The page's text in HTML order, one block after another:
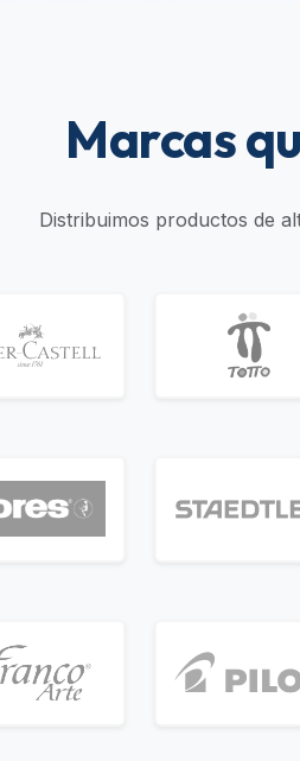
Marcas
Distribuimos productos de